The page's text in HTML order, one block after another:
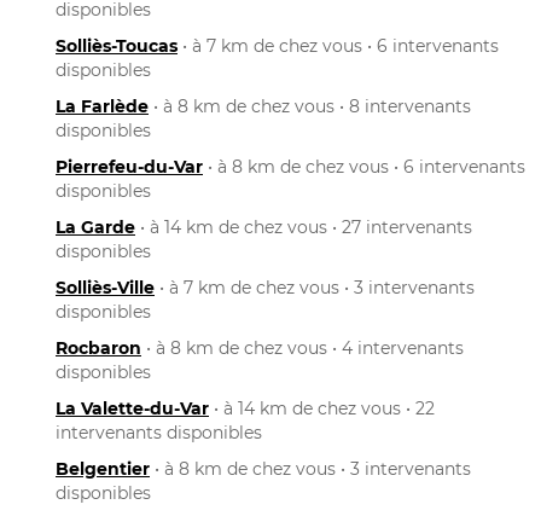
disponibles
Solliès-Toucas • à 7 km de chez vous • 6 intervenants
disponibles
La Farlède • à 8 km de chez vous • 8 intervenants
disponibles
Pierrefeu-du-Var • à 8 km de chez vous • 6 intervenants
disponibles
La Garde • à 14 km de chez vous • 27 intervenants
disponibles
Solliès-Ville • à 7 km de chez vous • 3 intervenants
disponibles
Rocbaron • à 8 km de chez vous • 4 intervenants
disponibles
La Valette-du-Var • à 14 km de chez vous • 22
intervenants disponibles
Belgentier • à 8 km de chez vous • 3 intervenants
disponibles